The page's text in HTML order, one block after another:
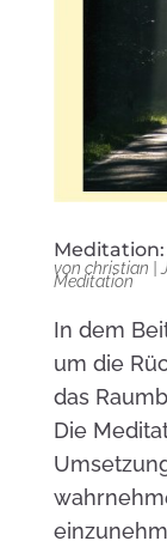
Meditation:
von christian
Meditation
In dem
um die
das
Die